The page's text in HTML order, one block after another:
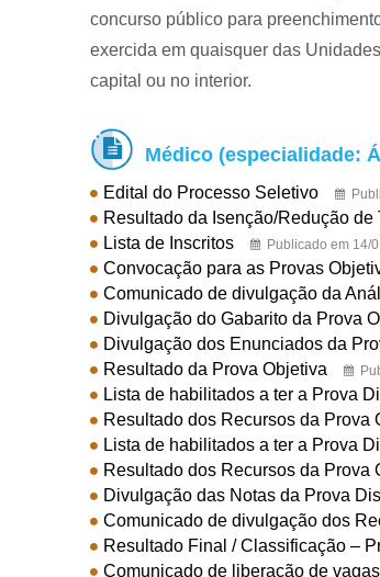
concurso público para
exercida em quaisquer das
capital ou no interior.
 Médico (especialidade:
Edital do Processo Seletivo
Resultado da Isenção/Redução de
Lista de Inscritos Publicado em 14/
Convocação para as Provas
Comunicado de divulgação da
Divulgação do Gabarito da Prova
Divulgação dos Enunciados da
Resultado da Prova Objetiva
Lista de habilitados a ter a Prova
Resultado dos Recursos da Prova
Lista de habilitados a ter a Prova
Resultado dos Recursos da Prova
Divulgação das Notas da Prova
Comunicado de divulgação dos
Resultado Final / Classificação –
Comunicado de liberação de